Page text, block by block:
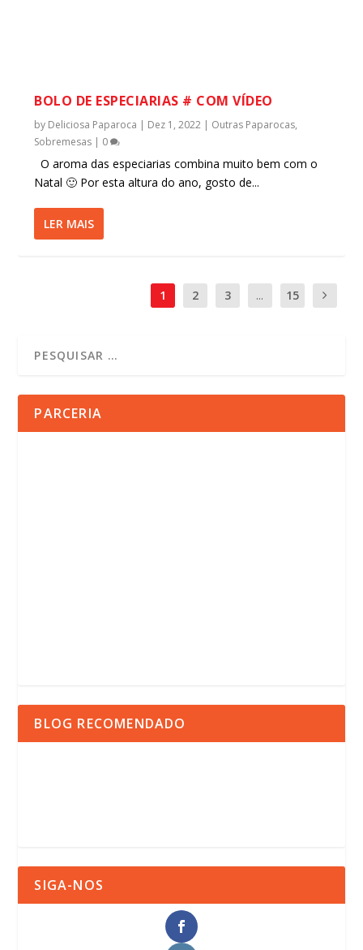
BOLO DE ESPECIARIAS # COM VÍDEO
by Deliciosa Paparoca | Dez 1, 2022 | Outras Paparocas,
Sobremesas | 0
O aroma das especiarias combina muito bem com o
Natal 🙂 Por esta altura do ano, gosto de...
LER MAIS
1 2 3 ... 15
PARCERIA
BLOG RECOMENDADO
SIGA-NOS